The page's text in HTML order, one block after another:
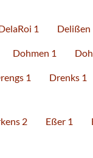
1 Delißen
Dohmen 1
1 Drenks 1
2 Eßer 1